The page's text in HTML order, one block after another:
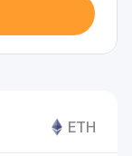
ETH